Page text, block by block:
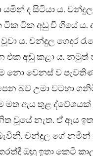
යමින් ද සිටියා ය.
ටික අඩු වී ගියේ ය.
ය. චන්දුල ගෙදර
එක අඩු කළා ය. නමුත්
නො වෙනස් ව
බව උමා වටහා
මත ඇය තුළ
වූයේ නැත. ඒ ඇය
චන්දුල ගේ නමින්
ඔහු ඉතා කෙටි